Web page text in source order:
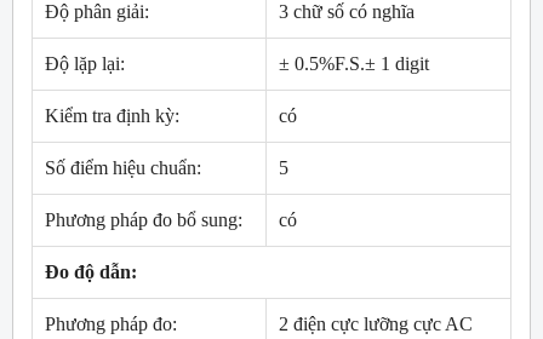
Độ phân giải: 3 chữ số có nghĩa
Độ lặp lại: ± 0.5%F.S.± 1 digit
Kiểm tra định kỳ: có
Số điểm hiệu chuẩn: 5
Phương pháp đo bổ sung: có
Đo độ dẫn:
Phương pháp đo: 2 điện cực lưỡng cực AC